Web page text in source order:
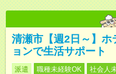
清瀬市【週2日～】
ョンで生活サポート
派遣 職種未経験OK 社会人